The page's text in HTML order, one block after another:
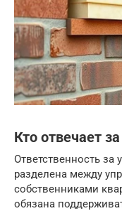
Кто отвечает
Ответственность
разделена между
собственниками
обязана